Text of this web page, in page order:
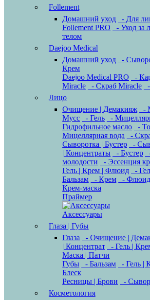
Follement
Домашний уход
- Для
Follement PRO
- Уход за
телом
Daejoo Medical
Домашний уход
-
Крем
Daejoo Medical PRO
-
Miracle
- Скраб Miracle
Лицо
Очищение | Демакияж
-
Мусс
- Гель -
Гидрофильное масло
-
Мицеллярная вода
-
Сыворотка | Бустер
-
| Концентраты
- Бустер
молодости
- Эссенция
Гель | Крем | Флюид
-
Бальзам
- Крем - Флюид
Крем-маска
Праймер
Аксессуары
Глаза | Губы
Глаза
- Очищение |
| Концентрат
- Гель |
Маска | Патчи
Губы
- Бальзам - Гель |
Блеск
Ресницы | Брови
-
Косметология